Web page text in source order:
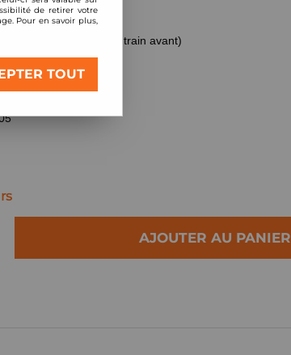
(kit complet train avant)
AJOUTER AU PANIER
de retirer votre
Pour en savoir plus,
TOUT